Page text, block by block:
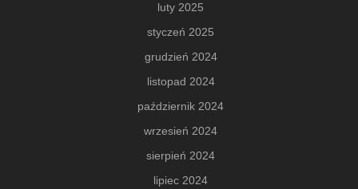
luty 2025
styczeń 2025
grudzień 2024
listopad 2024
październik 2024
wrzesień 2024
sierpień 2024
lipiec 2024